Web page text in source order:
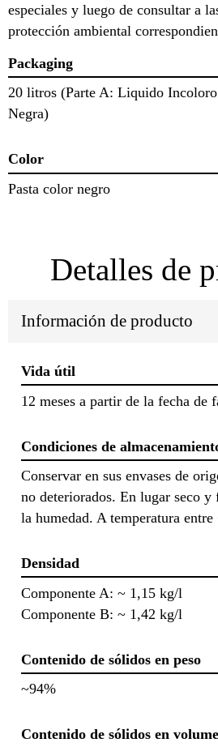
especiales y luego de consultar a
protección ambiental
Packaging
20 litros (Parte A: Liquido
Negra)
Color
Pasta color negro
Detalles de
Información de producto
Vida útil
12 meses a partir de la fecha de
Condiciones de
Conservar en sus envases de
no deteriorados. En lugar seco y
la humedad. A temperatura entre
Densidad
Componente A: ~ 1,15 kg/l
Componente B: ~ 1,42 kg/l
Contenido de sólidos en peso
~94%
Contenido de sólidos en